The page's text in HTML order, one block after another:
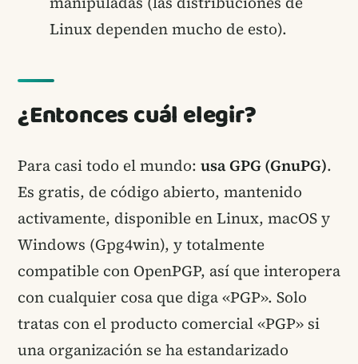
Linux dependen mucho de esto).
¿Entonces cuál elegir?
Para casi todo el mundo: usa GPG (GnuPG).
Es gratis, de código abierto, mantenido
activamente, disponible en Linux, macOS y
Windows (Gpg4win), y totalmente
compatible con OpenPGP, así que interopera
con cualquier cosa que diga «PGP». Solo
tratas con el producto comercial «PGP» si
una organización se ha estandarizado